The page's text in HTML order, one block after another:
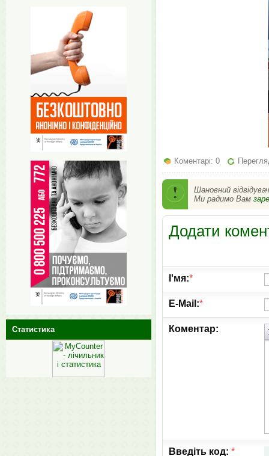
Коментарі: 0
Шановний
Ми радимо Вам
Додати
І'мя:*
E-Mail:*
Коментар:
Введіть код: *
Статистика